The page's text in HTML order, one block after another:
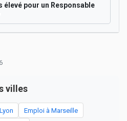
élevé pour un Responsable
villes
Emploi à Marseille